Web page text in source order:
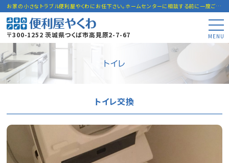
お家の小さなトラブル便利屋やくわにお任下さい。ホームセンターに相談する前に一度ご連絡下さい。
〒300-1252 茨城県つくば市高見原2-7-67 MENU
トイレ
トイレ交換